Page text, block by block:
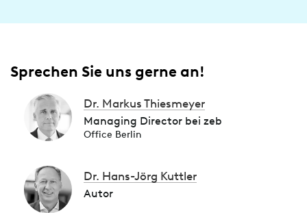
Sprechen Sie uns gerne an!
Dr. Markus Thiesmeyer
Managing Director bei zeb
Office Berlin
Dr. Hans-Jörg Kuttler
Autor